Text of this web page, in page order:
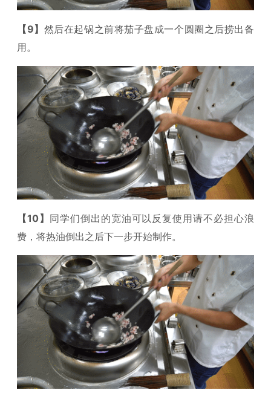
【9】 然后在起锅之前将茄子盘成一个圆圈之后捞出备
用。
【10】 同学们倒出的宽油可以反复使用请不必担心浪
费，将热油倒出之后下一步开始制作。